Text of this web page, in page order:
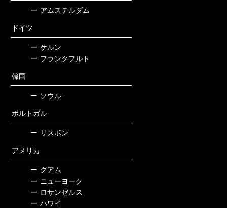
ー アムステルダム
ドイツ
ー ケルン
ー フランクフルト
韓国
ー ソウル
ポルトガル
ー リスボン
アメリカ
ー グアム
ー ニューヨーク
ー ロサンゼルス
ー ハワイ